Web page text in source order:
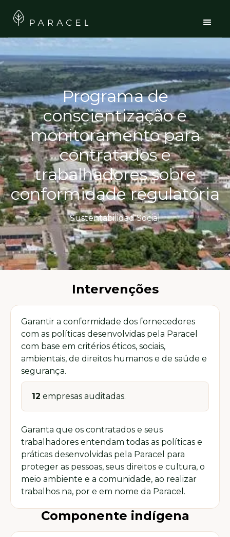
Programa de
conscientização e
monitoramento para
contratados e
trabalhadores sobre
conformidade regulatória
Sustentabilidad Social
Intervenções
Garantir a conformidade dos fornecedores
com as políticas desenvolvidas pela Paracel
com base em critérios éticos, sociais,
ambientais, de direitos humanos e de saúde e
segurança.
12 empresas auditadas.
Garanta que os contratados e seus
trabalhadores entendam todas as políticas e
práticas desenvolvidas pela Paracel para
proteger as pessoas, seus direitos e cultura, o
meio ambiente e a comunidade, ao realizar
trabalhos na, por e em nome da Paracel.
Componente indígena